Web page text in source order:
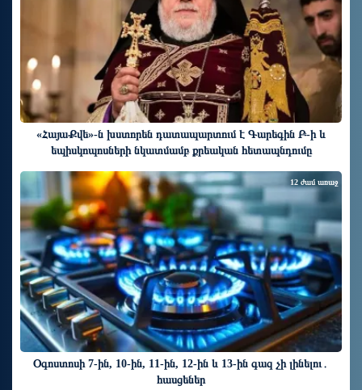
«ՀայաՔվե»-ն խստորեն դատապարտում է Գարեգին Բ-ի և
եպիսկոպոսների նկատմամբ քրեական հետապնդումը
Օգոստոսի 7-ին, 10-ին, 11-ին, 12-ին և 13-ին գազ չի լինելու․
հասցեներ
12 ժամ առաջ